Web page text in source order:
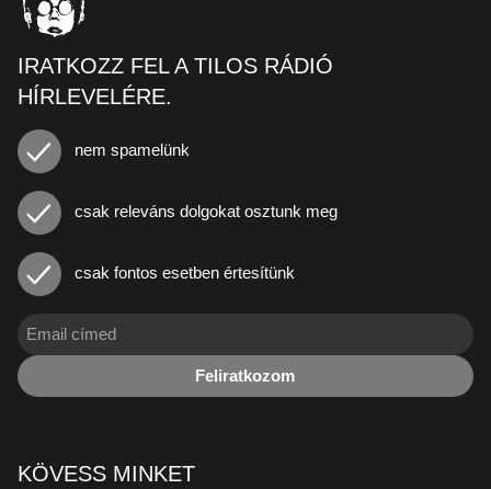
IRATKOZZ FEL A TILOS RÁDIÓ
HÍRLEVELÉRE.
nem spamelünk
csak releváns dolgokat osztunk meg
csak fontos esetben értesítünk
Feliratkozom
KÖVESS MINKET